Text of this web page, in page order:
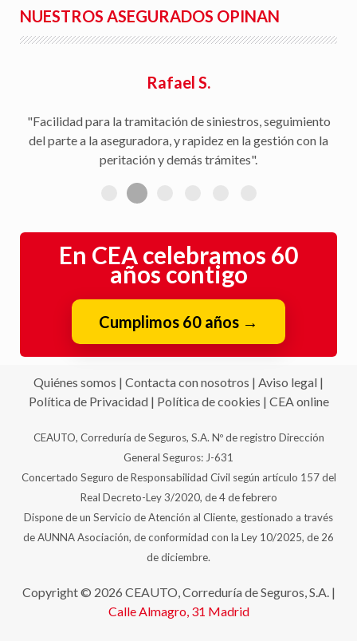
NUESTROS ASEGURADOS OPINAN
Rafael S.
"Facilidad para la tramitación de siniestros, seguimiento
del parte a la aseguradora, y rapidez en la gestión con la
peritación y demás trámites".
En CEA celebramos 60
años contigo
Cumplimos 60 años →
Quiénes somos | Contacta con nosotros | Aviso legal |
Política de Privacidad| Política de cookies | CEA online
CEAUTO, Correduría de Seguros, S.A. Nº de registro Dirección
General Seguros: J-631
Concertado Seguro de Responsabilidad Civil según artículo 157 del
Real Decreto-Ley 3/2020, de 4 de febrero
Dispone de un Servicio de Atención al Cliente, gestionado a través
de AUNNA Asociación, de conformidad con la Ley 10/2025, de 26
de diciembre.
Copyright © 2026 CEAUTO, Correduría de Seguros, S.A. |
Calle Almagro, 31 Madrid